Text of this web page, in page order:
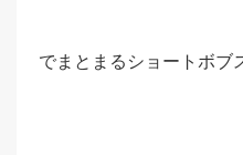
でまとまるショートボブ